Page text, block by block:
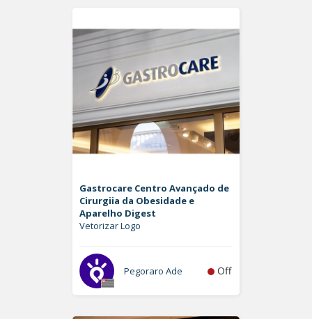
Gastrocare Centro Avançado de
Cirurgiia da Obesidade e
Aparelho Digest
Vetorizar Logo
Pegoraro Ade Off